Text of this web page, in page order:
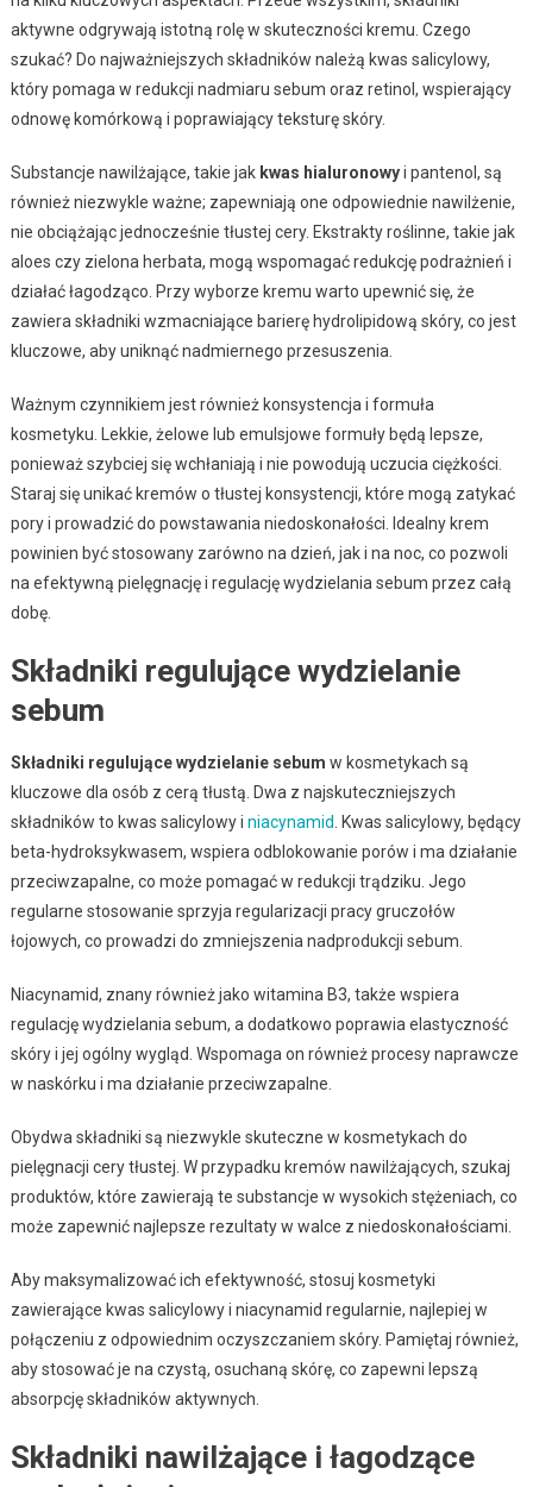
aktywne odgrywają istotną rolę w skuteczności kremu. Czego
szukać? Do najważniejszych składników należą kwas salicylowy,
który pomaga w redukcji nadmiaru sebum oraz retinol, wspierający
odnowę komórkową i poprawiający teksturę skóry.
Substancje nawilżające, takie jak kwas hialuronowyi pantenol, są
również niezwykle ważne; zapewniają one odpowiednie nawilżenie,
nie obciążając jednocześnie tłustej cery. Ekstrakty roślinne, takie jak
aloes czy zielona herbata, mogą wspomagać redukcję podrażnień i
działać łagodząco. Przy wyborze kremu warto upewnić się, że
zawiera składniki wzmacniające barierę hydrolipidową skóry, co jest
kluczowe, aby uniknąć nadmiernego przesuszenia.
Ważnym czynnikiem jest również konsystencja i formuła
kosmetyku. Lekkie, żelowe lub emulsjowe formuły będą lepsze,
ponieważ szybciej się wchłaniają i nie powodują uczucia ciężkości.
Staraj się unikać kremów o tłustej konsystencji, które mogą zatykać
pory i prowadzić do powstawania niedoskonałości. Idealny krem
powinien być stosowany zarówno na dzień, jak i na noc, co pozwoli
na efektywną pielęgnację i regulację wydzielania sebum przez całą
dobę.
Składniki regulujące wydzielanie
sebum
Składniki regulujące wydzielanie sebum w kosmetykach są
kluczowe dla osób z cerą tłustą. Dwa z najskuteczniejszych
składników to kwas salicylowy i niacynamid . Kwas salicylowy, będący
beta-hydroksykwasem, wspiera odblokowanie porów i ma działanie
przeciwzapalne, co może pomagać w redukcji trądziku. Jego
regularne stosowanie sprzyja regularizacji pracy gruczołów
łojowych, co prowadzi do zmniejszenia nadprodukcji sebum.
Niacynamid, znany również jako witamina B3, także wspiera
regulację wydzielania sebum, a dodatkowo poprawia elastyczność
skóry i jej ogólny wygląd. Wspomaga on również procesy naprawcze
w naskórku i ma działanie przeciwzapalne.
Obydwa składniki są niezwykle skuteczne w kosmetykach do
pielęgnacji cery tłustej. W przypadku kremów nawilżających, szukaj
produktów, które zawierają te substancje w wysokich stężeniach, co
może zapewnić najlepsze rezultaty w walce z niedoskonałościami.
Aby maksymalizować ich efektywność, stosuj kosmetyki
zawierające kwas salicylowy i niacynamid regularnie, najlepiej w
połączeniu z odpowiednim oczyszczaniem skóry. Pamiętaj również,
aby stosować je na czystą, osuchaną skórę, co zapewni lepszą
absorpcję składników aktywnych.
Składniki nawilżające i łagodzące